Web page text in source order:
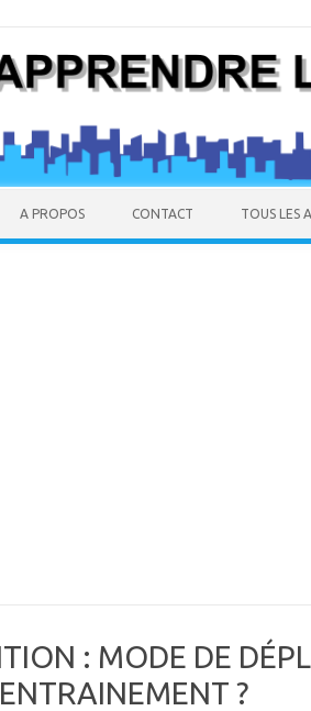
A PROPOS CONTACT TOUS LES
: MODE DE
?